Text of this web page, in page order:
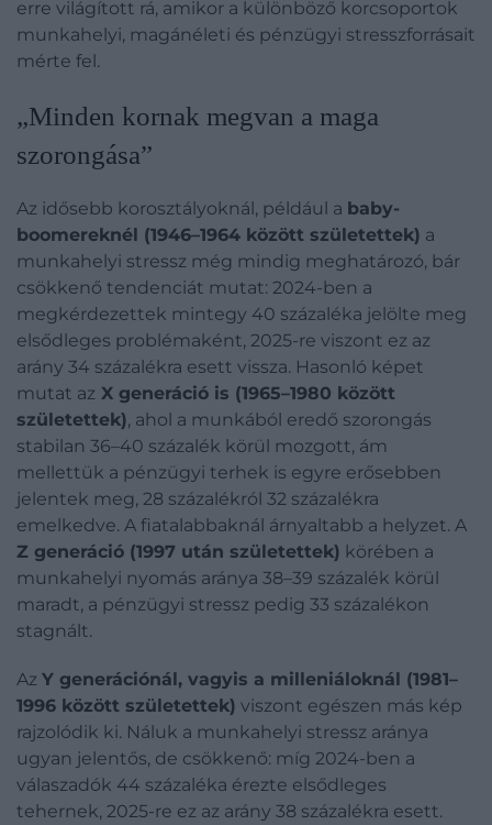
erre világított rá, amikor a különböző korcsoportok
munkahelyi, magánéleti és pénzügyi stresszforrásait
mérte fel.
„Minden kornak megvan a maga
szorongása”
Az idősebb korosztályoknál, például a baby-
boomereknél (1946–1964 között születettek) a
munkahelyi stressz még mindig meghatározó, bár
csökkenő tendenciát mutat: 2024-ben a
megkérdezettek mintegy 40 százaléka jelölte meg
elsődleges problémaként, 2025-re viszont ez az
arány 34 százalékra esett vissza. Hasonló képet
mutat az X generáció is (1965–1980 között
születettek), ahol a munkából eredő szorongás
stabilan 36–40 százalék körül mozgott, ám
mellettük a pénzügyi terhek is egyre erősebben
jelentek meg, 28 százalékról 32 százalékra
emelkedve. A fiatalabbaknál árnyaltabb a helyzet. A
Z generáció (1997 után születettek) körében a
munkahelyi nyomás aránya 38–39 százalék körül
maradt, a pénzügyi stressz pedig 33 százalékon
stagnált.
Az Y generációnál, vagyis a milleniáloknál (1981–
1996 között születettek) viszont egészen más kép
rajzolódik ki. Náluk a munkahelyi stressz aránya
ugyan jelentős, de csökkenő: míg 2024-ben a
válaszadók 44 százaléka érezte elsődleges
tehernek, 2025-re ez az arány 38 százalékra esett.